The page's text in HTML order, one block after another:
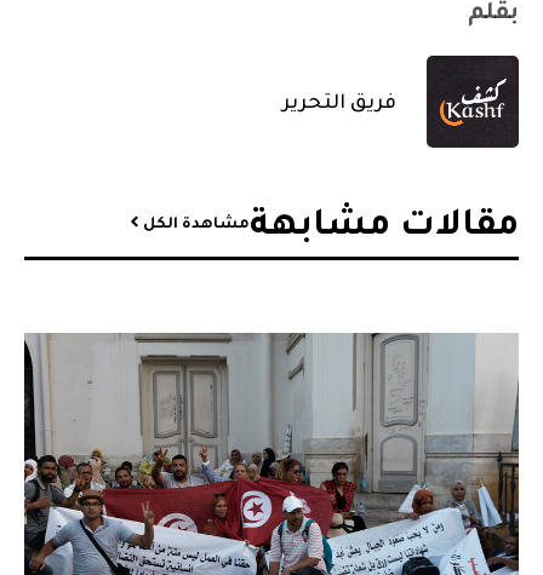
بقلم
فريق التحرير
مقالات مشابهة​مشاهدة الكل